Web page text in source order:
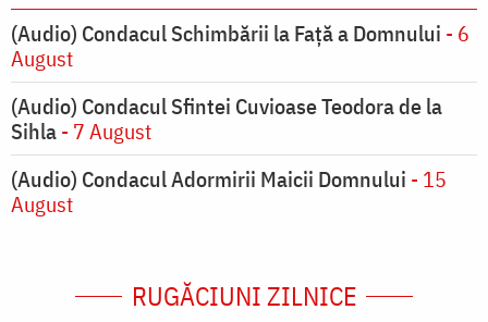
(Audio) Condacul Schimbării la Față a Domnului - 6
August
(Audio) Condacul Sfintei Cuvioase Teodora de la
Sihla- 7 August
(Audio) Condacul Adormirii Maicii Domnului - 15
August
RUGĂCIUNI ZILNICE